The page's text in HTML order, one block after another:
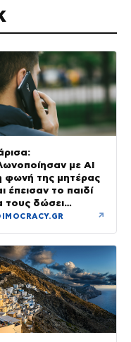
με AI
φωνή της μητέρας
έπεισαν το παιδί
τους δώσει
και
↗